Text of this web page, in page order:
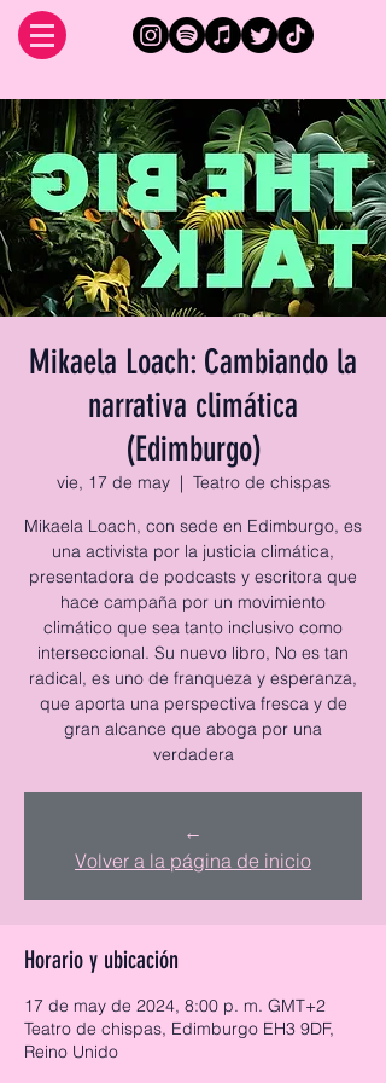
Mikaela Loach: Cambiando la
narrativa climática
(Edimburgo)
vie, 17 de may
  |
Teatro de chispas
Mikaela Loach, con sede en Edimburgo, es
una activista por la justicia climática,
presentadora de podcasts y escritora que
hace campaña por un movimiento
climático que sea tanto inclusivo como
interseccional. Su nuevo libro, No es tan
radical, es uno de franqueza y esperanza,
que aporta una perspectiva fresca y de
gran alcance que aboga por una
verdadera
←
Volver a la página de inicio
Horario y ubicación
17 de may de 2024, 8:00 p. m. GMT+2
Teatro de chispas, Edimburgo EH3 9DF,
Reino Unido